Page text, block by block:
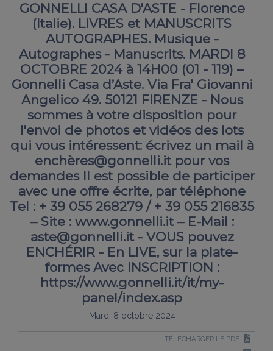
GONNELLI CASA D'ASTE - Florence
(Italie). LIVRES et MANUSCRITS
AUTOGRAPHES. Musique -
Autographes - Manuscrits. MARDI 8
OCTOBRE 2024 à 14H00 (01 - 119) –
Gonnelli Casa d’Aste. Via Fra' Giovanni
Angelico 49. 50121 FIRENZE - Nous
sommes à votre disposition pour
l'envoi de photos et vidéos des lots
qui vous intéressent: écrivez un mail à
enchères@gonnelli.it pour vos
demandes Il est possible de participer
avec une offre écrite, par téléphone
Tel : + 39 055 268279 / + 39 055 216835
– Site : www.gonnelli.it – E-Mail :
aste@gonnelli.it - VOUS pouvez
ENCHÉRIR - En LIVE, sur la plate-
formes Avec INSCRIPTION :
https://www.gonnelli.it/it/my-
panel/index.asp
Mardi 8 octobre 2024
TÉLÉCHARGER LE PDF